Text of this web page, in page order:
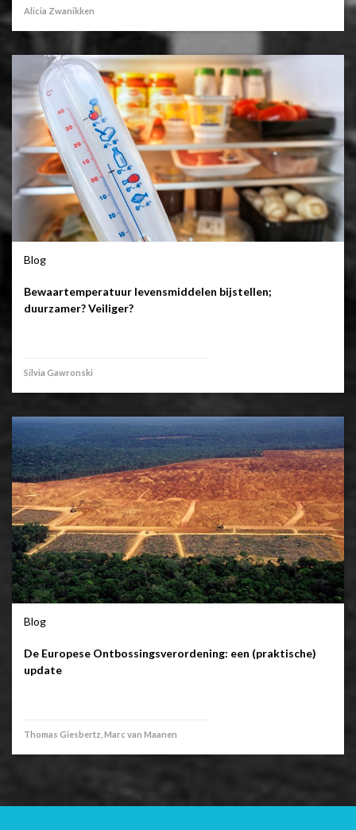
Alicia Zwanikken
Blog
Bewaartemperatuur levensmiddelen bijstellen;
duurzamer? Veiliger?
Silvia Gawronski
Blog
De Europese Ontbossingsverordening: een (praktische)
update
Thomas Giesbertz, Marc van Maanen